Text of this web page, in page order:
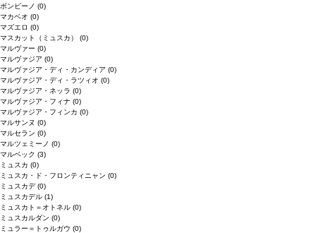
ボンビーノ (0)
マカベオ (0)
マズエロ (0)
マスカット（ミュスカ） (0)
マルヴァー (0)
マルヴァジア (0)
マルヴァジア・ディ・カンディア (0)
マルヴァジア・ディ・ラツィオ (0)
マルヴァジア・ネッラ (0)
マルヴァジア・フィナ (0)
マルヴァジア・フィンカ (0)
マルサンヌ (0)
マルセラン (0)
マルツェミーノ (0)
マルベック (3)
ミュスカ (0)
ミュスカ・ド・フロンティニャン (0)
ミュスカデ(0)
ミュスカデル (1)
ミュスカト＝オトネル (0)
ミュスカルダン (0)
ミュラー＝トゥルガウ (0)